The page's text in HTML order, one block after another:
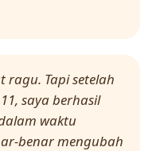
ragu. Tapi setelah
saya berhasil
waktu
benar mengubah